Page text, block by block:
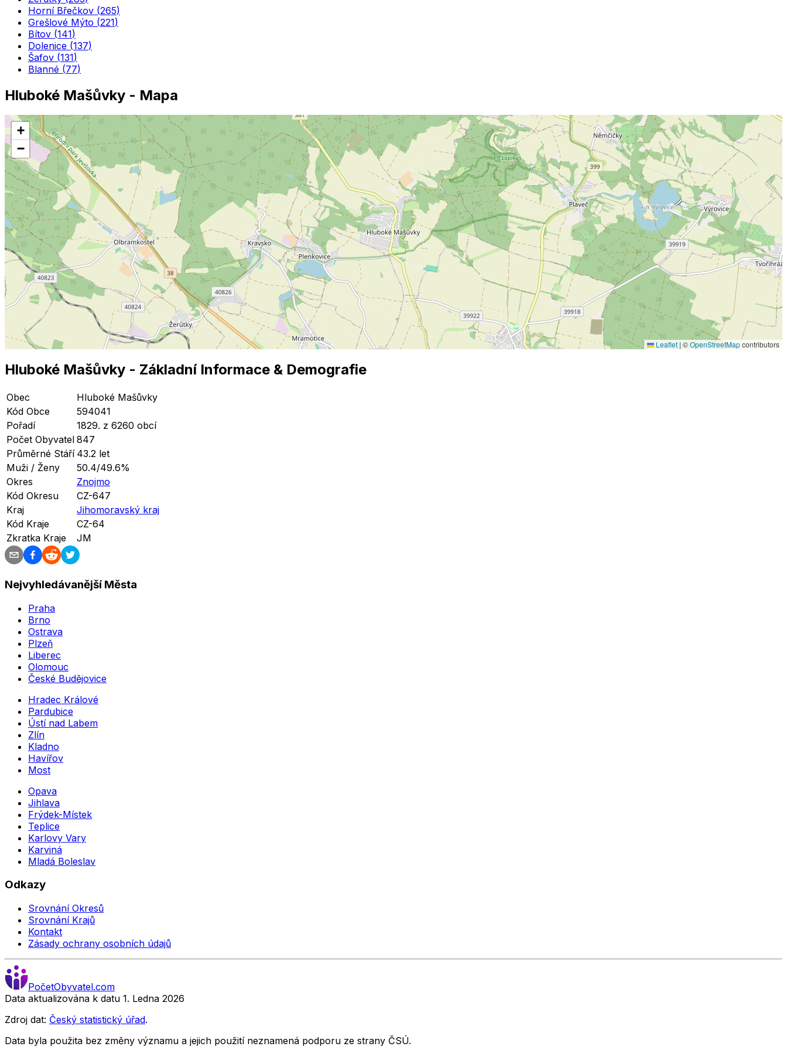
Horní Břečkov (265)
Grešlové Mýto (221)
Bítov (141)
Dolenice (137)
Šafov (131)
Blanné (77)
Hluboké Mašůvky - Mapa
+
−
Leaflet | ©OpenStreetMapcontributors
Hluboké Mašůvky - Základní Informace & Demografie
Obec
Hluboké Mašůvky
Kód Obce
594041
Pořadí
1829. z 6260 obcí
Počet Obyvatel 847
Průměrné Stáří 43.2 let
Muži / Ženy
50.4/49.6%
Okres
Znojmo
Kód Okresu
CZ-647
Kraj
Jihomoravský kraj
Kód Kraje
CZ-64
Zkratka Kraje
JM
Nejvyhledávanější Města
Praha
Brno
Ostrava
Plzeň
Liberec
Olomouc
České Budějovice
Hradec Králové
Pardubice
Ústí nad Labem
Zlín
Kladno
Havířov
Most
Opava
Jihlava
Frýdek-Místek
Teplice
Karlovy Vary
Karviná
Mladá Boleslav
Odkazy
Srovnání Okresů
Srovnání Krajů
Kontakt
Zásady ochrany osobních údajů
PočetObyvatel.com
Data aktualizována k datu 1. Ledna 2026
Zdroj dat: Český statistický úřad.
Data byla použita bez změny významu a jejich použití neznamená podporu ze strany ČSÚ.